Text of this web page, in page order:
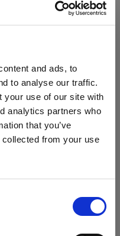
and ads, to
to analyse our traffic.
your use of our site with
analytics partners who
that you’ve
collected from your use
すか？
電器などのアクセ
ージをご覧くださ
ルのため、返品
」ボタンをクリッ
りがございます。